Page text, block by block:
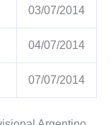
03/07/2014
04/07/2014
07/07/2014